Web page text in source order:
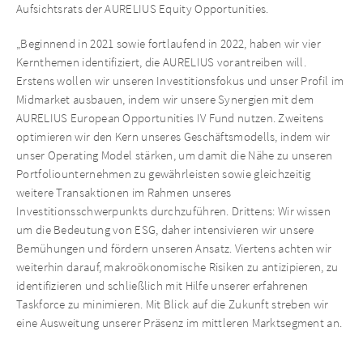
Aufsichtsrats der AURELIUS Equity Opportunities.
„Beginnend in 2021 sowie fortlaufend in 2022, haben wir vier
Kernthemen identifiziert, die AURELIUS vorantreiben will.
Erstens wollen wir unseren Investitionsfokus und unser Profil im
Midmarket ausbauen, indem wir unsere Synergien mit dem
AURELIUS European Opportunities IV Fund nutzen. Zweitens
optimieren wir den Kern unseres Geschäftsmodells, indem wir
unser Operating Model stärken, um damit die Nähe zu unseren
Portfoliounternehmen zu gewährleisten sowie gleichzeitig
weitere Transaktionen im Rahmen unseres
Investitionsschwerpunkts durchzuführen. Drittens: Wir wissen
um die Bedeutung von ESG, daher intensivieren wir unsere
Bemühungen und fördern unseren Ansatz. Viertens achten wir
weiterhin darauf, makroökonomische Risiken zu antizipieren, zu
identifizieren und schließlich mit Hilfe unserer erfahrenen
Taskforce zu minimieren. Mit Blick auf die Zukunft streben wir
eine Ausweitung unserer Präsenz im mittleren Marktsegment an.